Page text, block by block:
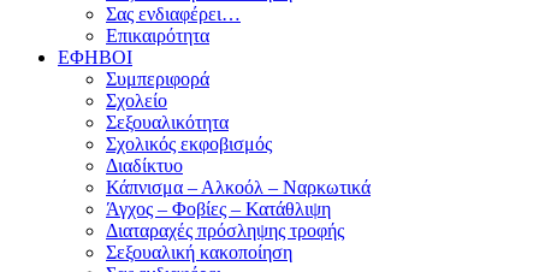
Σας ενδιαφέρει…
Επικαιρότητα
ΕΦΗΒΟΙ
Συμπεριφορά
Σχολείο
Σεξουαλικότητα
Σχολικός εκφοβισμός
Διαδίκτυο
Κάπνισμα – Αλκοόλ – Ναρκωτικά
Άγχος – Φοβίες – Κατάθλιψη
Διαταραχές πρόσληψης τροφής
Σεξουαλική κακοποίηση